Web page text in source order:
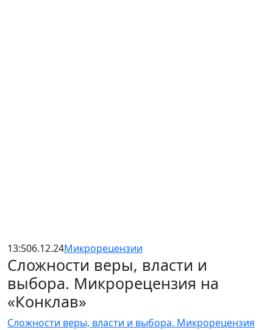
13:506.12.24Микрорецензии
Сложности веры, власти и
выбора. Микрорецензия на
«Конклав»
Сложности веры, власти и выбора. Микрорецензия